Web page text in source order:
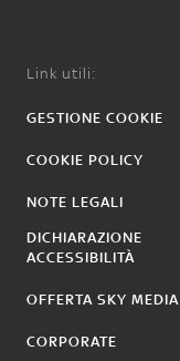
Link utili:
GESTIONE COOKIE
COOKIE POLICY
NOTE LEGALI
DICHIARAZIONE
ACCESSIBILITÀ
OFFERTA SKY MEDIA
CORPORATE